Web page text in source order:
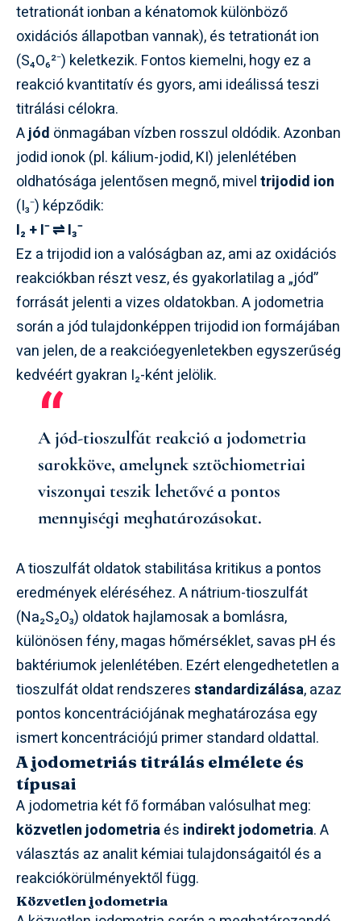
tetrationát ionban a kénatomok különböző
oxidációs állapotban vannak), és tetrationát ion
(S₄O₆²⁻) keletkezik. Fontos kiemelni, hogy ez a
reakció kvantitatív és gyors, ami ideálissá teszi
titrálási célokra.
Ajód önmagában vízben rosszul oldódik. Azonban
jodid ionok (pl. kálium-jodid, KI) jelenlétében
oldhatósága jelentősen megnő, miveltrijodid ion
(I₃⁻) képződik:
I₂ + I⁻ ⇌ I₃⁻
Ez a trijodid ion a valóságban az, ami az oxidációs
reakciókban részt vesz, és gyakorlatilag a „jód”
forrását jelenti a vizes oldatokban. A jodometria
során a jód tulajdonképpen trijodid ion formájában
van jelen, de a reakcióegyenletekben egyszerűség
kedvéért gyakran I₂-ként jelölik.
A jód-tioszulfát reakció a jodometria
sarokköve, amelynek sztöchiometriai
viszonyai teszik lehetővé a pontos
mennyiségi meghatározásokat.
A tioszulfát oldatok stabilitása kritikus a pontos
eredmények eléréséhez. A nátrium-tioszulfát
(Na₂S₂O₃) oldatok hajlamosak a bomlásra,
különösen fény, magas hőmérséklet, savas pH és
baktériumok jelenlétében. Ezért elengedhetetlen a
tioszulfát oldat rendszeresstandardizálása, azaz
pontos koncentrációjának meghatározása egy
ismert koncentrációjú primer standard oldattal.
A jodometriás titrálás elmélete és
típusai
A jodometria két fő formában valósulhat meg:
közvetlen jodometriaés indirekt jodometria. A
választás az analit kémiai tulajdonságaitól és a
reakciókörülményektől függ.
Közvetlen jodometria